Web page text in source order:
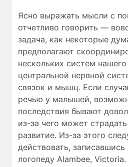
Ясно выражать мысли с
отчетливо говорить —
задача, как некоторые
предполагают
нескольких систем
центральной нервной
связок и мышц. Если
речью у малышей,
последствия бывают
из-за чего может
развитие. Из-за этого
действовать,
логопеду Alambee, Victoria.